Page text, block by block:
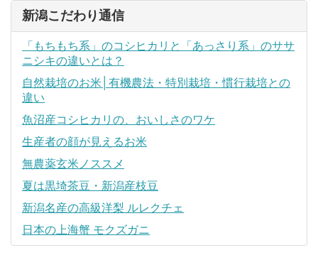
新潟こだわり通信
「もちもち系」のコシヒカリと「あっさり系」のササ
ニシキの違いとは？
自然栽培のお米│有機農法・特別栽培・慣行栽培との
違い
魚沼産コシヒカリの、おいしさのワケ
生産者の顔が見えるお米
無農薬玄米ノススメ
夏は黒埼茶豆・新潟産枝豆
新潟名産の高級洋梨 ルレクチェ
日本の上海蟹 モクズガニ